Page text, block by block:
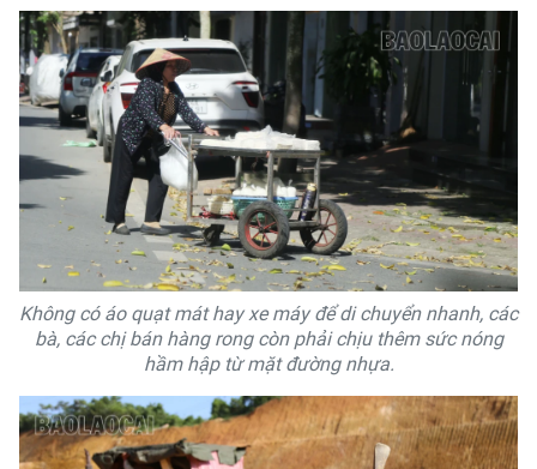
Không có áo quạt mát hay xe máy để di chuyển nhanh, các
bà, các chị bán hàng rong còn phải chịu thêm sức nóng
hầm hập từ mặt đường nhựa.